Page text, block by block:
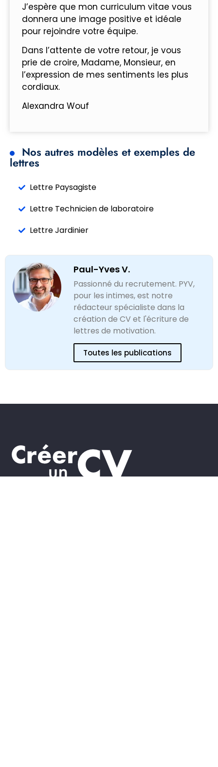
J’espère que mon curriculum vitae vous
donnera une image positive et idéale
pour rejoindre votre équipe.
Dans l’attente de votre retour, je vous
prie de croire, Madame, Monsieur, en
l’expression de mes sentiments les plus
cordiaux.
Alexandra Wouf
Nos autres modèles et exemples de
lettres
Lettre Paysagiste
Lettre Technicien de laboratoire
Lettre Jardinier
Paul-Yves V.
Passionné du recrutement. PYV,
pour les intimes, est notre
rédacteur spécialiste dans la
création de CV et l'écriture de
lettres de motivation.
Toutes les publications